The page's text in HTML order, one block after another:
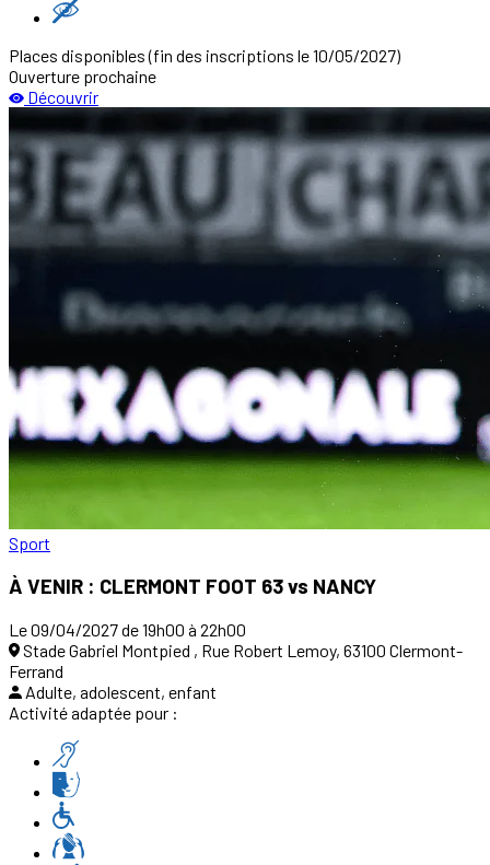
Places disponibles(fin des inscriptions le 10/05/2027)
Ouverture prochaine
Découvrir
Sport
À VENIR : CLERMONT FOOT 63 vs NANCY
Le 09/04/2027 de 19h00 à 22h00
Stade Gabriel Montpied , Rue Robert Lemoy, 63100 Clermont-
Ferrand
Adulte, adolescent, enfant
Activité adaptée pour :